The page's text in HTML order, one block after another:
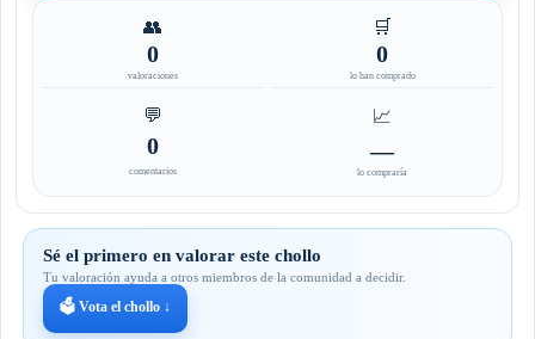
👥
0
valoraciones
🛒
0
lo han comprado
💬
0
comentarios
📈
—
lo compraría
Sé el primero en valorar este chollo
Tu valoración ayuda a otros miembros de la comunidad a decidir.
🗳️ Vota el chollo ↓